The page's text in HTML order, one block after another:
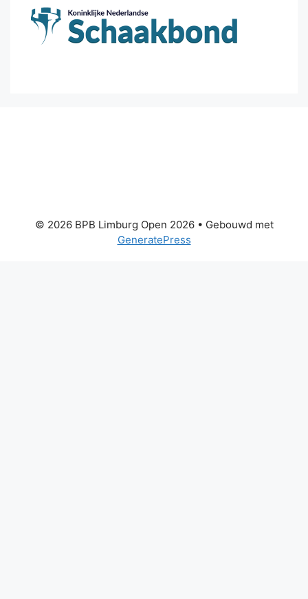
© 2026 BPB Limburg Open 2026• Gebouwd met
GeneratePress